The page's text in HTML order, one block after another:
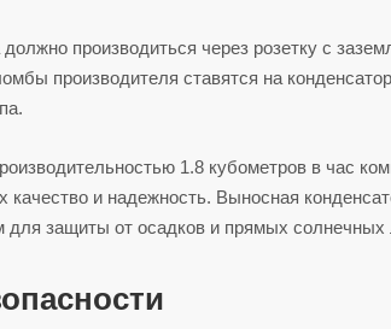
производиться через розетку с
производителя ставятся на
1.8 кубометров в час
качество и надежность. Выносная
для защиты от осадков и прямых солнечных